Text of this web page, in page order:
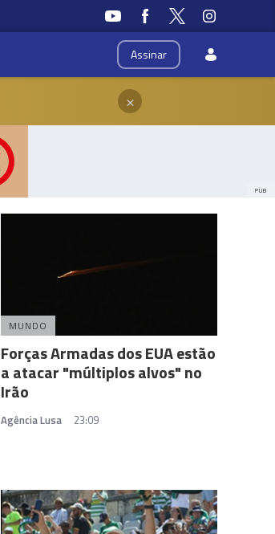
Assinar
×
PUB
MUNDO
Forças Armadas dos EUA estão
a atacar "múltiplos alvos" no
Irão
Agência Lusa 23:09